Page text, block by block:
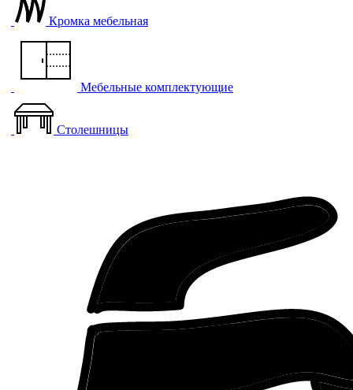
Кромка мебельная
Мебельные комплектующие
Столешницы